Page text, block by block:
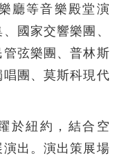
廳等音樂殿堂演
國家交響樂團、
弦樂團、普林斯
團、莫斯科現代
於紐約，結合空
出。演出策展場